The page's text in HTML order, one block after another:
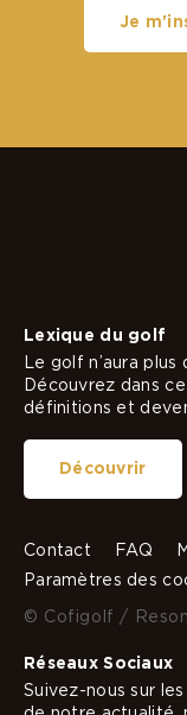
Lexique du golf
Le golf n’aura
Découvrez dans
définitions et
Découvrir
Contact FAQ
Paramètres des
© Cofigolf /
Réseaux Sociaux
Suivez-nous sur
Je